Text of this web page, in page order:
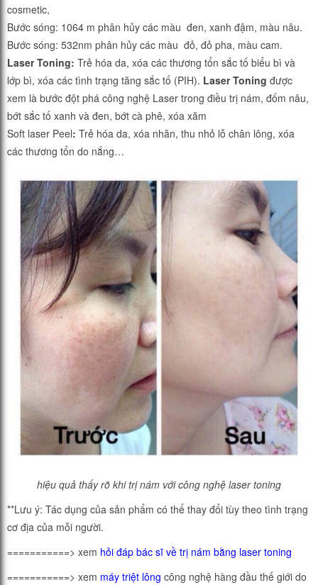
cosmetic,
Bước sóng: 1064 m phân hủy các màu đen, xanh đậm, màu nâu.
Bước sóng: 532nm phân hủy các màu đỏ, đỏ pha, màu cam.
Laser Toning: Trẻ hóa da, xóa các thương tổn sắc tố biểu bì và
lớp bì, xóa các tình trạng tăng sắc tố (PIH). Laser Toning được
xem là bước đột phá công nghệ Laser trong điều trị nám, đốm nâu,
bớt sắc tố xanh và đen, bớt cà phê, xóa xăm
Soft laser Peel: Trẻ hóa da, xóa nhăn, thu nhỏ lỗ chân lông, xóa
các thương tổn do nắng…
hiệu quả thấy rõ khi trị nám với công nghệ laser toning
**Lưu ý: Tác dụng của sản phẩm có thể thay đổi tùy theo tình trạng
cơ địa của mỗi người.
===========> xem hỏi đáp bác sĩ về trị nám bằng laser toning
===========> xem máy triệt lông công nghệ hàng đầu thế giới do